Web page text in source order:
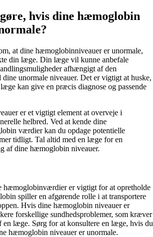
hvis dine hæmoglobin
at dine hæmoglobinniveauer er unormale,
din læge. Din læge vil kunne anbefale
afhængigt af den
dine unormale niveauer. Det er vigtigt at huske,
kan give en præcis diagnose og passende
er et vigtigt element at overveje i
helbred. Ved at kende dine
værdier kan du opdage potentielle
tidligt. Tal altid med en læge for en
af dine hæmoglobin niveauer.
hæmoglobinværdier er vigtigt for at opretholde
spiller en afgørende rolle i at transportere
Hvis dine hæmoglobin niveauer er
forskellige sundhedsproblemer, som kræver
en læge. Sørg for at konsultere en læge, hvis du
hæmoglobin niveauer er unormale.